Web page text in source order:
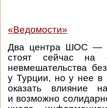
«Ведомости»
Два центра ШОС —
стоят сейчас на
невмешательства
у Турции, но у нее в
оказать влияние
и возможно